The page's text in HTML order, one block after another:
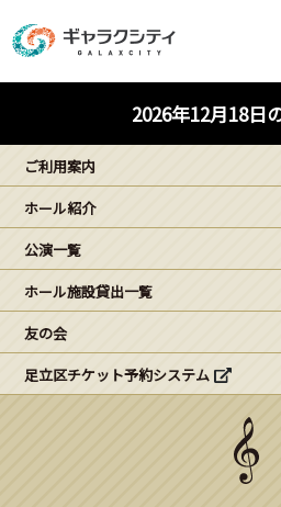
施設案内
西新井
文化ホール
ギャラクシティとは
こどもみーてぃんぐ
Gがくえん
ブランドからのお知らせ
2026年12月18日
ご利用案内
ホール紹介
公演一覧
ホール施設貸出一覧
友の会
足立区チケット予約システム